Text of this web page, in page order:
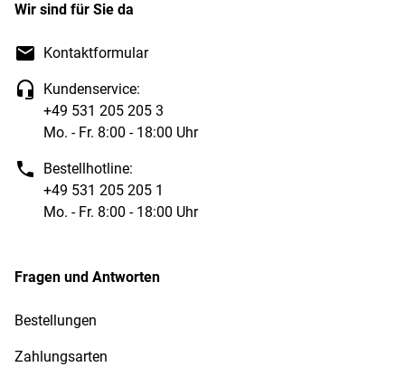
Wir sind für Sie da
Kontaktformular
Kundenservice:
+49 531 205 205 3
Mo. - Fr. 8:00 - 18:00 Uhr
Bestellhotline:
+49 531 205 205 1
Mo. - Fr. 8:00 - 18:00 Uhr
Fragen und Antworten
Bestellungen
Zahlungsarten